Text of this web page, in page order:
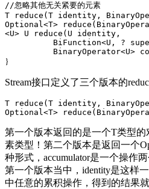
//忽略其他无关紧要的元素
T
reduce ( T identity ,
Optional<T> reduce (
<U> U reduce ( U identity ,
BiFunction<U , ?
BinaryOperator<U>
｝
Stream接口定义了三个版本的
T reduce(T identity,
第一个版本返回的是一个T类型
素类型！第二个版本是返回一个
种形式，accumulator是一个操作
第一个版本当中，identity是这样
中任意的累积操作，得到的结果